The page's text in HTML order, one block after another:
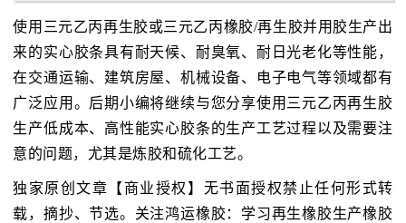
使用三元乙丙再生胶或三元乙丙橡胶/再生胶并用胶生产出
来的实心胶条具有耐天候、耐臭氧、耐日光老化等性能，
在交通运输、建筑房屋、机械设备、电子电气等领域都有
广泛应用。后期小编将继续与您分享使用三元乙丙再生胶
生产低成本、高性能实心胶条的生产工艺过程以及需要注
意的问题，尤其是炼胶和硫化工艺。
独家原创文章【商业授权】无书面授权禁止任何形式转
载，摘抄、节选。关注鸿运橡胶：学习再生橡胶生产橡胶